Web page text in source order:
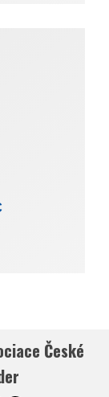
České